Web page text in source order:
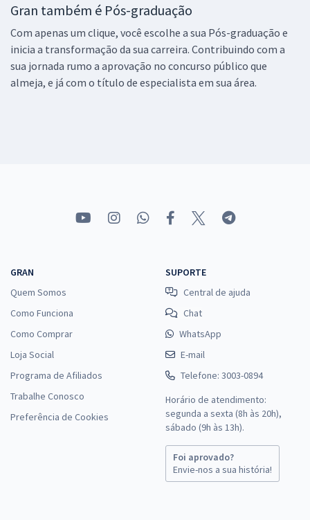
Gran também é Pós-graduação
Com apenas um clique, você escolhe a sua Pós-graduação e
inicia a transformação da sua carreira. Contribuindo com a
sua jornada rumo a aprovação no concurso público que
almeja, e já com o título de especialista em sua área.
GRAN
Quem Somos
Como Funciona
Como Comprar
Loja Social
Programa de Afiliados
Trabalhe Conosco
Preferência de Cookies
SUPORTE
Central de ajuda
Chat
WhatsApp
E-mail
Telefone: 3003-0894
Horário de atendimento:
segunda a sexta (8h às 20h),
sábado (9h às 13h).
Foi aprovado?
Envie-nos a sua história!